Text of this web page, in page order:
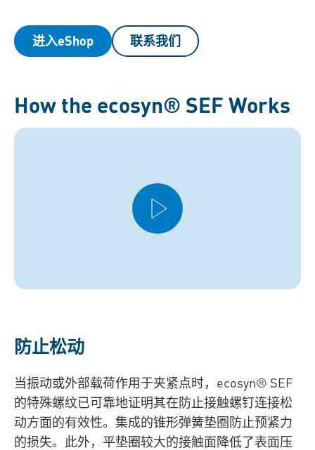
进入eShop 联系我们
How the ecosyn® SEF Works
防止松动
当振动或外部载荷作用于夹紧点时，ecosyn® SEF
的特殊螺纹已可靠地证明其在防止接触螺钉连接松
动方面的有效性。集成的锥形弹簧垫圈防止预紧力
的损失。此外，平垫圈较大的接触面降低了表面压